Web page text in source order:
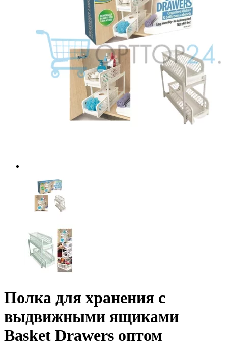
Полка для хранения с
выдвижными ящиками
Basket Drawers оптом